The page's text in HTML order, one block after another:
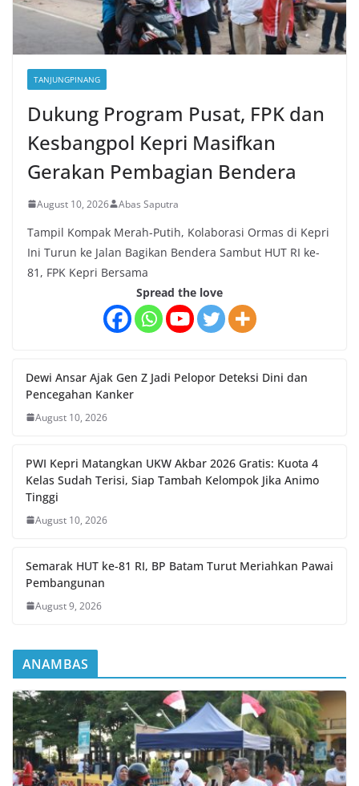
TANJUNGPINANG
Dukung Program Pusat, FPK dan
Kesbangpol Kepri Masifkan
Gerakan Pembagian Bendera
August 10, 2026 Abas Saputra
Tampil Kompak Merah-Putih, Kolaborasi Ormas di Kepri
Ini Turun ke Jalan Bagikan Bendera Sambut HUT RI ke-
81, FPK Kepri Bersama
Spread the love
Dewi Ansar Ajak Gen Z Jadi Pelopor Deteksi Dini dan
Pencegahan Kanker
August 10, 2026
PWI Kepri Matangkan UKW Akbar 2026 Gratis: Kuota 4
Kelas Sudah Terisi, Siap Tambah Kelompok Jika Animo
Tinggi
August 10, 2026
Semarak HUT ke-81 RI, BP Batam Turut Meriahkan Pawai
Pembangunan
August 9, 2026
ANAMBAS